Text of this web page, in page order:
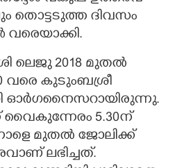
തൊട്ടടുത്ത ദിവസം
ലെജു 2018 മുതൽ
കുടുംബശ്രീ
ഓർഗനൈസറായിരുന്നു.
5.30ന്
മുതൽ ജോലിക്ക്
ലഭിച്ചത്.